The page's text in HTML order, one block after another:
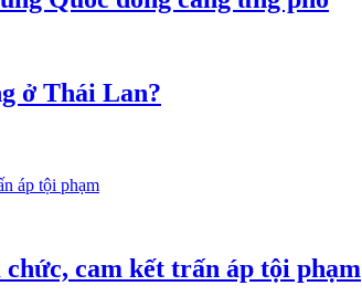
ở Thái Lan?
cam kết trấn áp tội phạm